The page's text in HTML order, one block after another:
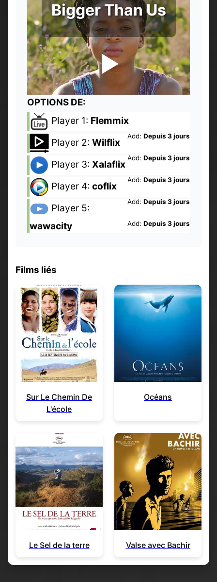
Bigger Than Us
OPTIONS DE:
Player 1: Flemmix
Add: Depuis 3 jours
Player 2: Wilflix
Add: Depuis 3 jours
Player 3: Xalaflix
Add: Depuis 3 jours
Player 4: coflix
Add: Depuis 3 jours
Player 5:
wawacity
Add: Depuis 3 jours
Films liés
Sur Le Chemin De
L'école
Océans
Le Sel de la terre Valse avec Bachir